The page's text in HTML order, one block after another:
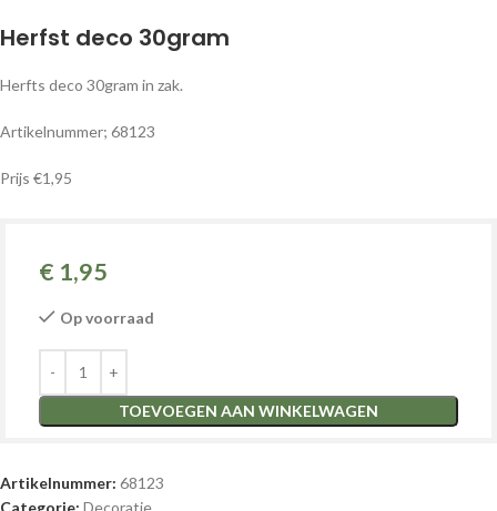
Herfst deco 30gram
Herfts deco 30gram in zak.
Artikelnummer; 68123
Prijs €1,95
€ 1,95
Op voorraad
TOEVOEGEN AAN WINKELWAGEN
Artikelnummer: 68123
Categorie: Decoratie